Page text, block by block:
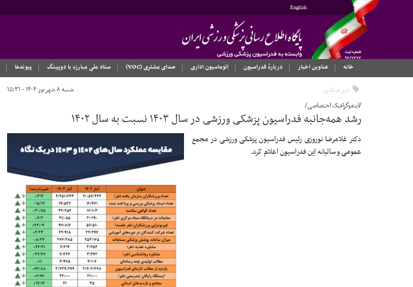
English
خانه
عناوین اخبار دربارهٔ فدراسیون اتوماسیون اداری صدای مشتری (VOC) ستاد ملی مبارزه با دوپینگ پیوندها
خبر ستادی شنبه ۸ شهریور ۱۴۰۴ - ۱۵:۳۱
/اینفوگرافیک اختصاصی/
رشد همه‌جانبه فدراسیون پزشکی ورزشی در سال ۱۴۰۳ نسبت به سال ۱۴۰۲
دکتر غلامرضا نوروزی رئیس فدراسیون پزشکی ورزشی در مجمع
عمومی و سالیانه این فدراسیون اعلام کرد.